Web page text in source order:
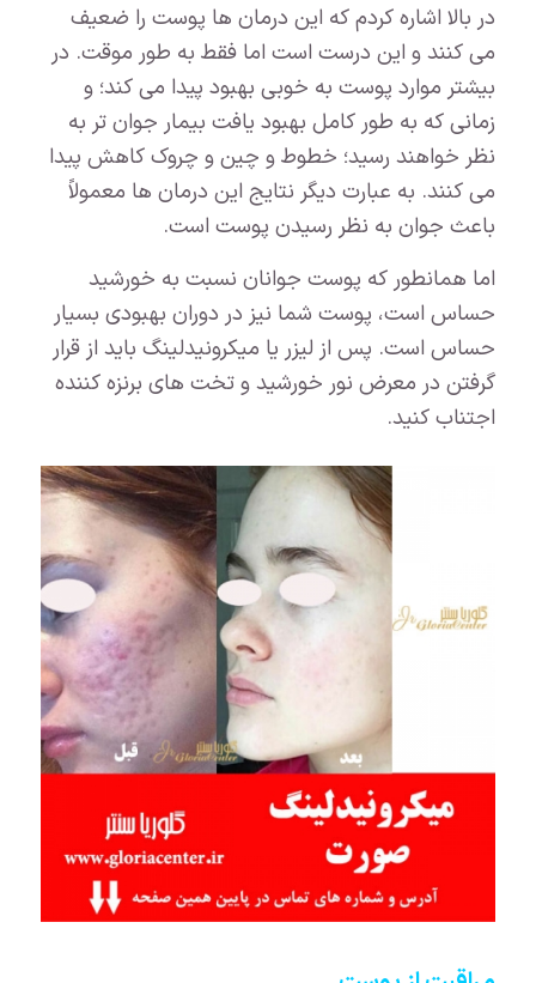
در بالا اشاره کردم که این درمان ها پوست را ضعیف
می کنند و این درست است اما فقط به طور موقت. در
بیشتر موارد پوست به خوبی بهبود پیدا می کند؛ و
زمانی که به طور کامل بهبود یافت بیمار جوان تر به
نظر خواهند رسید؛ خطوط و چین و چروک کاهش پیدا
می کنند. به عبارت دیگر نتایج این درمان ها معمولاً
باعث جوان به نظر رسیدن پوست است.
اما همانطور که پوست جوانان نسبت به خورشید
حساس است، پوست شما نیز در دوران بهبودی بسیار
حساس است. پس از لیزر یا میکرونیدلینگ باید از قرار
گرفتن در معرض نور خورشید و تخت های برنزه کننده
اجتناب کنید.